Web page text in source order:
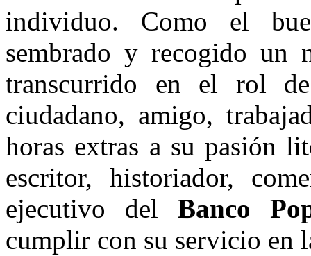
individuo. Como el
sembrado y recogido un
transcurrido en el rol
ciudadano, amigo,
horas extras a su pasión
escritor, historiador,
ejecutivo delBanco
cumplir con su servicio en